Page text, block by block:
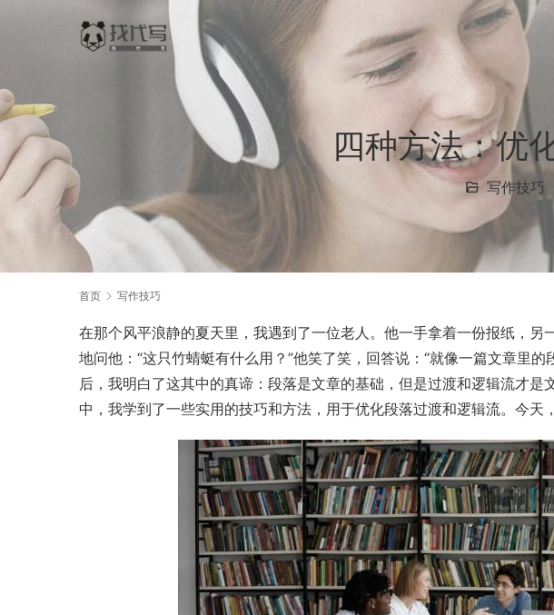
四种方法：优
写作技巧
首页 写作技巧
在那个风平浪静的夏天里，我遇到了一位老人。他一手拿着一份报纸，另
地问他：“这只竹蜻蜓有什么用？”他笑了笑，回答说：“就像一篇文章里
后，我明白了这其中的真谛：段落是文章的基础，但是过渡和逻辑流才是
中，我学到了一些实用的技巧和方法，用于优化段落过渡和逻辑流。今天